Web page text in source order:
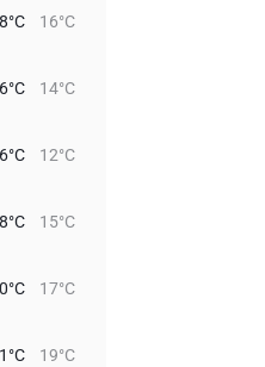
16°C
14°C
12°C
15°C
17°C
19°C